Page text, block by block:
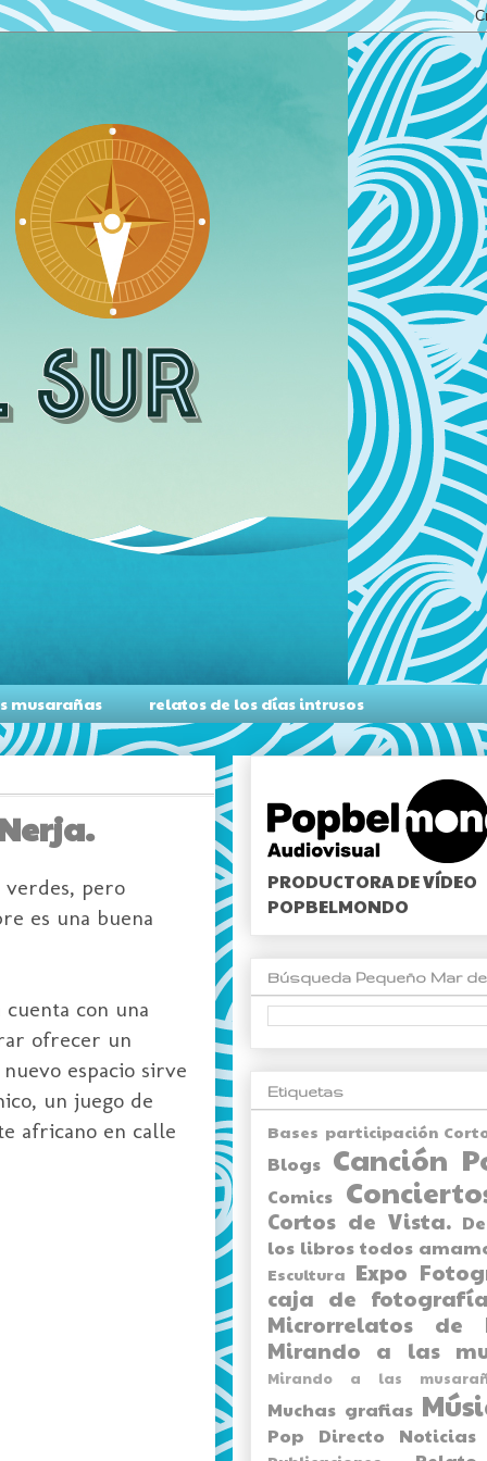
musarañas relatos de los días intrusos
verdes, pero
es una buena
cuenta con una
ofrecer un
espacio sirve
un juego de
africano en calle
PRODUCTORA DE VÍDEO
POPBELMONDO
Búsqueda Pequeño Mar
Etiquetas
Bases participación
Blogs Canción
Comics
Cortos de Vista.
los libros todos
Escultura Expo
caja de
Microrrelatos de
Mirando a las
Mirando a las
Muchas grafias
Pop Directo Noticias